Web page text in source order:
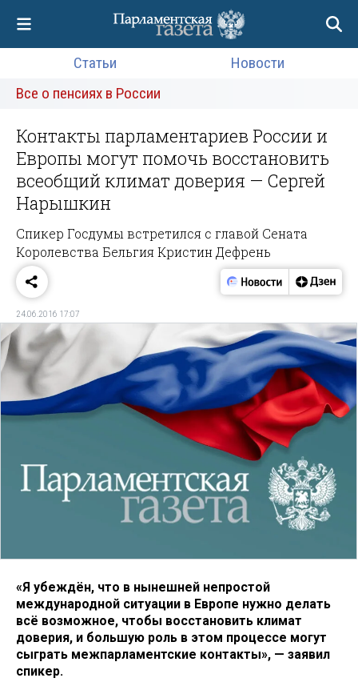
Статьи
Новости
Все о пенсиях в России
Контакты парламентариев России и
Европы могут помочь восстановить
всеобщий климат доверия — Сергей
Нарышкин
Спикер Госдумы встретился с главой Сената
Королевства Бельгия Кристин Дефрень
24.06.2016 17:07
«Я убеждён, что в нынешней непростой
международной ситуации в Европе нужно делать
всё возможное, чтобы восстановить климат
доверия, и большую роль в этом процессе могут
сыграть межпарламентские контакты», — заявил
спикер.